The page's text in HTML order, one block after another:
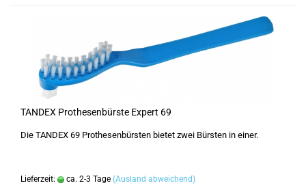
TANDEX Prothesenbürste Expert 69
Die TANDEX 69 Prothesenbürsten bietet zwei Bürsten in einer.
Lieferzeit: ca. 2-3 Tage (Ausland abweichend)